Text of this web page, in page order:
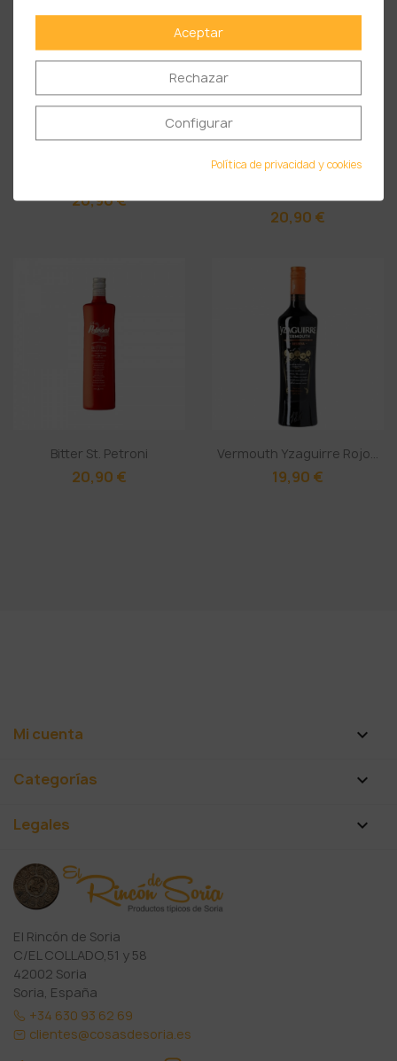
20,90 €
20,90 €
Bitter St. Petroni
20,90 €
Vermouth Yzaguirre Rojo...
19,90 €
Mi cuenta 
Categorías 
Legales 
El Rincón de Soria
C/EL COLLADO,51 y 58
42002 Soria
Soria, España
+34 630 93 62 69
clientes@cosasdesoria.es
Aceptar
Rechazar
Configurar
Política de privacidad y cookies